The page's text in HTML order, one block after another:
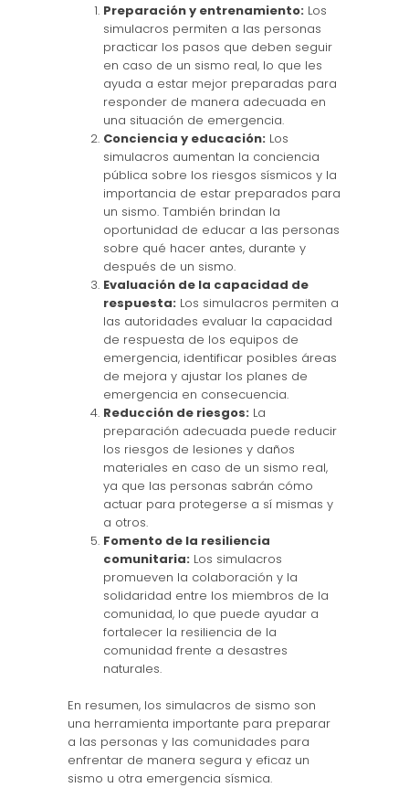
Preparación y entrenamiento:Los
simulacros permiten a las personas
practicar los pasos que deben seguir
en caso de un sismo real, lo que les
ayuda a estar mejor preparadas para
responder de manera adecuada en
una situación de emergencia.
Conciencia y educación:Los
simulacros aumentan la conciencia
pública sobre los riesgos sísmicos y la
importancia de estar preparados para
un sismo. También brindan la
oportunidad de educar a las personas
sobre qué hacer antes, durante y
después de un sismo.
Evaluación de la capacidad de
respuesta:Los simulacros permiten a
las autoridades evaluar la capacidad
de respuesta de los equipos de
emergencia, identificar posibles áreas
de mejora y ajustar los planes de
emergencia en consecuencia.
Reducción de riesgos:La
preparación adecuada puede reducir
los riesgos de lesiones y daños
materiales en caso de un sismo real,
ya que las personas sabrán cómo
actuar para protegerse a sí mismas y
a otros.
Fomento de la resiliencia
comunitaria:Los simulacros
promueven la colaboración y la
solidaridad entre los miembros de la
comunidad, lo que puede ayudar a
fortalecer la resiliencia de la
comunidad frente a desastres
naturales.
En resumen, los simulacros de sismo son
una herramienta importante para preparar
a las personas y las comunidades para
enfrentar de manera segura y eficaz un
sismo u otra emergencia sísmica.